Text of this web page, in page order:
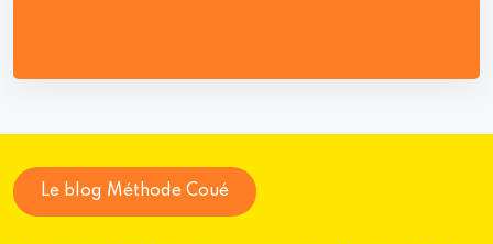
Le blog Méthode Coué